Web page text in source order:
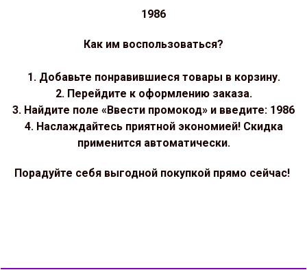
1986
Как им воспользоваться?
1. Добавьте понравившиеся товары в корзину.
2. Перейдите к оформлению заказа.
3. Найдите поле «Ввести промокод» и введите: 1986
4. Наслаждайтесь приятной экономией! Скидка
применится автоматически.
Порадуйте себя выгодной покупкой прямо сейчас!